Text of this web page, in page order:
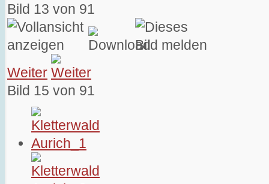
Bild 13 von 91
Weiter
Bild 15 von 91